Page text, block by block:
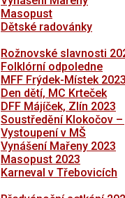
Masopust
Dětské radovánky
Rožnovské slavnosti
Folklórní odpoledne
MFF Frýdek-Místek 2023
Den dětí, MC Krteček
DFF Májíček, Zlín 2023
Soustředění Klokočov
Vystoupení v MŠ
Vynášení Mařeny 2023
Masopust 2023
Karneval v Třebovicích